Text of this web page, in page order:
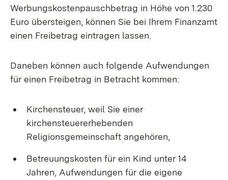
Werbungskostenpauschbetrag in Höhe von 1.230
Euro übersteigen, können Sie bei Ihrem Finanzamt
einen Freibetrag eintragen lassen.
Daneben können auch folgende Aufwendungen
für einen Freibetrag in Betracht kommen:
Kirchensteuer, weil Sie einer
kirchensteuererhebenden
Religionsgemeinschaft angehören,
Betreuungskosten für ein Kind unter 14
Jahren, Aufwendungen für die eigene